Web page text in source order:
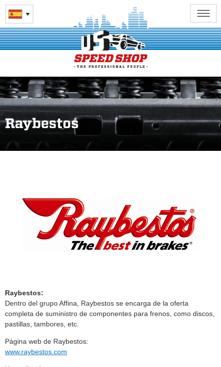
Raybestos
Raybestos:
Dentro del grupo Affina, Raybestos se encarga de la oferta
completa de suministro de componentes para frenos, como discos,
pastillas, tambores, etc.
Página web de Raybestos:
www.raybestos.com